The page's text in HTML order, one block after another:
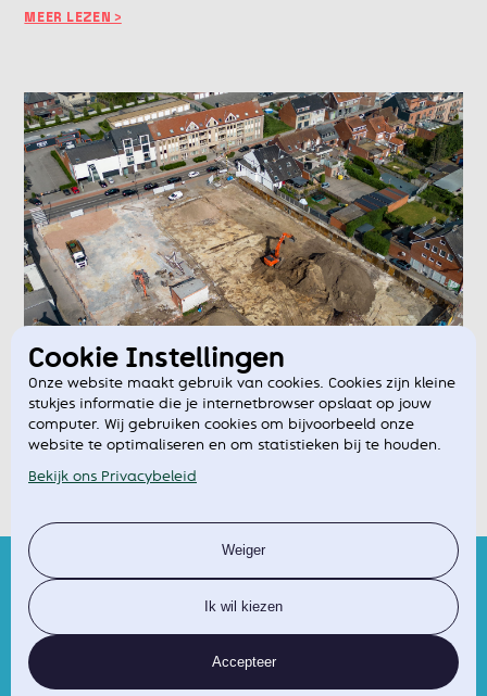
Cookie Instellingen
Onze website maakt gebruik van cookies. Cookies zijn kleine
stukjes informatie die je internetbrowser opslaat op jouw
computer. Wij gebruiken cookies om bijvoorbeeld onze
website te optimaliseren en om statistieken bij te houden.
Bekijk ons Privacybeleid
Weiger
Ik wil kiezen
Accepteer
MEER LEZEN >
Terug in de tijd: mei 2023
MEER LEZEN >
INFO, VERKOOP EN ONTWIKKELING